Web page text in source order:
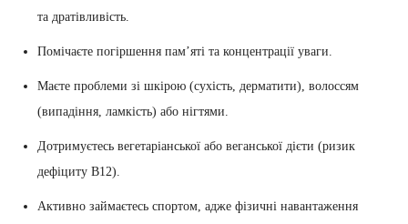
та дратівливість.
Помічаєте погіршення пам’яті та концентрації уваги.
Маєте проблеми зі шкірою (сухість, дерматити), волоссям
(випадіння, ламкість) або нігтями.
Дотримуєтесь вегетаріанської або веганської дієти (ризик
дефіциту В12).
Активно займаєтесь спортом, адже фізичні навантаження